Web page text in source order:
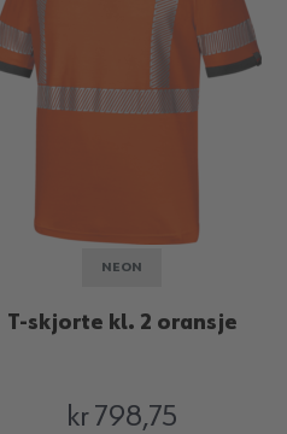
NEON
T-skjorte kl. 2 oransje
kr 798,75